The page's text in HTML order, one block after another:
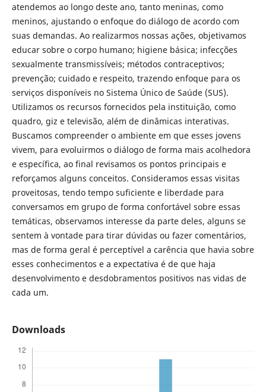
atendemos ao longo deste ano, tanto meninas, como
meninos, ajustando o enfoque do diálogo de acordo com
suas demandas. Ao realizarmos nossas ações, objetivamos
educar sobre o corpo humano; higiene básica; infecções
sexualmente transmissíveis; métodos contraceptivos;
prevenção; cuidado e respeito, trazendo enfoque para os
serviços disponíveis no Sistema Único de Saúde (SUS).
Utilizamos os recursos fornecidos pela instituição, como
quadro, giz e televisão, além de dinâmicas interativas.
Buscamos compreender o ambiente em que esses jovens
vivem, para evoluirmos o diálogo de forma mais acolhedora
e específica, ao final revisamos os pontos principais e
reforçamos alguns conceitos. Consideramos essas visitas
proveitosas, tendo tempo suficiente e liberdade para
conversamos em grupo de forma confortável sobre essas
temáticas, observamos interesse da parte deles, alguns se
sentem à vontade para tirar dúvidas ou fazer comentários,
mas de forma geral é perceptível a carência que havia sobre
esses conhecimentos e a expectativa é de que haja
desenvolvimento e desdobramentos positivos nas vidas de
cada um.
Downloads